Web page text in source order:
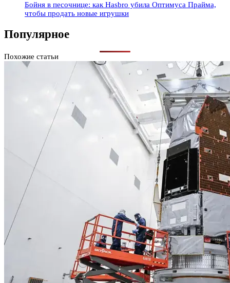
Бойня в песочнице: как Hasbro убила Оптимуса Прайма,
чтобы продать новые игрушки
Популярное
Похожие статьи